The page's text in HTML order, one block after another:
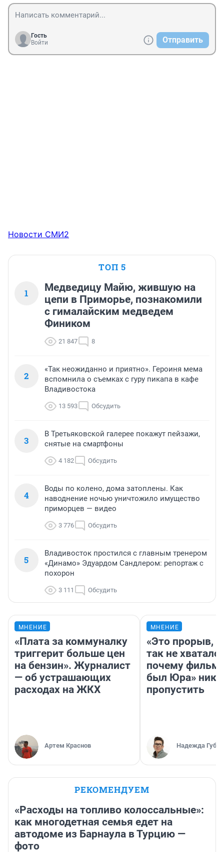
Гость
Войти
Отправить
Новости СМИ2
ТОП 5
1
Медведицу Майю, жившую на
цепи в Приморье, познакомили
с гималайским медведем
Фиником
21 847 8
2
«Так неожиданно и приятно». Героиня мема
вспомнила о съемках с гуру пикапа в кафе
Владивостока
13 593 Обсудить
3
В Третьяковской галерее покажут пейзажи,
снятые на смартфоны
4 182 Обсудить
4
Воды по колено, дома затоплены. Как
наводнение ночью уничтожило имущество
приморцев — видео
3 776 Обсудить
5
Владивосток простился с главным тренером
«Динамо» Эдуардом Сандлером: репортаж с
похорон
3 111 Обсудить
МНЕНИЕ
«Плата за коммуналку
триггерит больше цен
на бензин». Журналист
— об устрашающих
расходах на ЖКХ
Артем Краснов
МНЕНИЕ
«Это прорыв,
так не
почему фильм
был Юра»
пропустить
Надежда
РЕКОМЕНДУЕМ
«Расходы на топливо колоссальные»:
как многодетная семья едет на
автодоме из Барнаула в Турцию —
фото